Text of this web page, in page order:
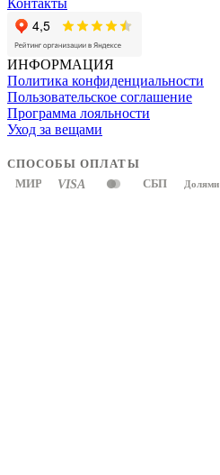
ИНФОРМАЦИЯ
Политика конфиденциальности
Пользовательское соглашение
Программа лояльности
Уход за вещами
СПОСОБЫ ОПЛАТЫ
МИР VISA СБП Долями